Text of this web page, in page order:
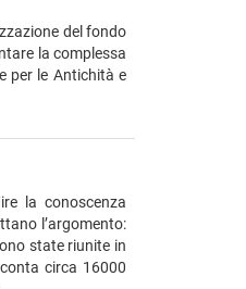
del fondo
la complessa
per le Antichità e
la conoscenza
l’argomento:
state riunite in
circa 16000